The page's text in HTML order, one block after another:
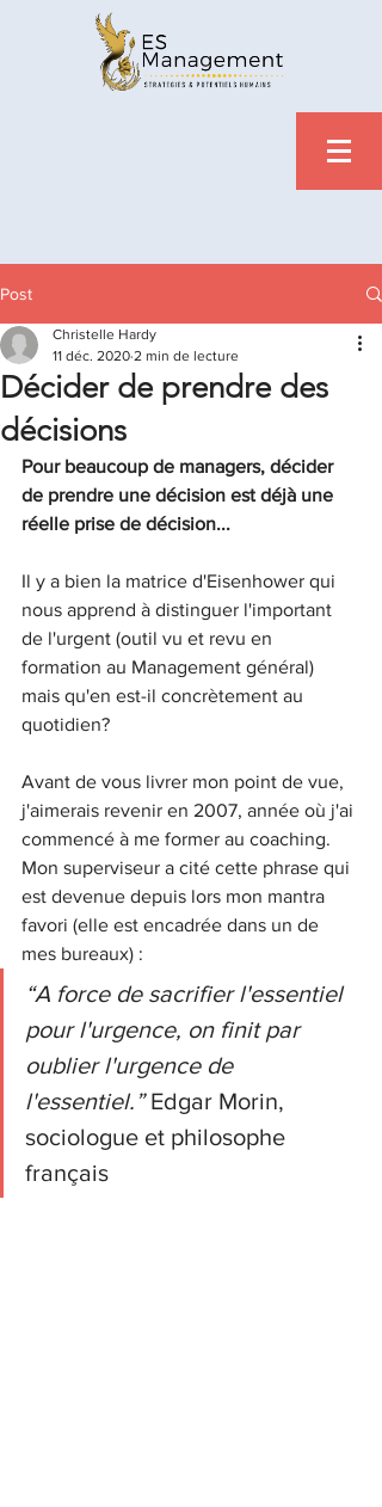
Post
Décider de prendre des
décisions
Christelle Hardy
11 déc. 2020 2 min de lecture
Pour beaucoup de managers, décider
de prendre une décision est déjà une
réelle prise de décision...
Il y a bien la matrice d'Eisenhower qui
nous apprend à distinguer l'important
de l'urgent (outil vu et revu en
formation au Management général)
mais qu'en est-il concrètement au
quotidien?
Avant de vous livrer mon point de vue,
j'aimerais revenir en 2007, année où j'ai
commencé à me former au coaching.
Mon superviseur a cité cette phrase qui
est devenue depuis lors mon mantra
favori (elle est encadrée dans un de
mes bureaux) :
“A force de sacrifier l'essentiel
pour l'urgence, on finit par
oublier l'urgence de
l'essentiel.” Edgar Morin,
sociologue et philosophe
français